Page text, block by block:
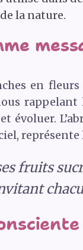
la nature.
en
évoluer.
fruits